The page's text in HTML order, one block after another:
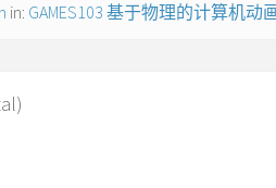
in: GAMES103 基于物理的计算机动